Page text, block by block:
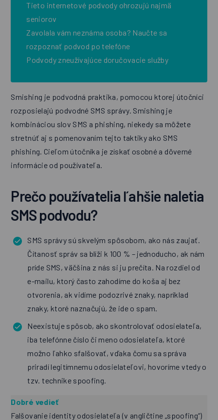
Tieto internetové podvody ohrozujú najmä
seniorov
Zavolala vám neznáma osoba? Naučte sa
rozpoznať podvod po telefóne
Podvody zneužívajúce doručovacie služby
Smishing je podvodná praktika, pomocou ktorej útočníci
rozposielajú podvodné SMS správy. Smishing je
kombináciou slov SMS a phishing, niekedy sa môžete
stretnúť aj s pomenovaním tejto taktiky ako SMS
phishing. Cieľom útočníka je získať osobné a dôverné
informácie od používateľa.
Prečo používatelia ľahšie naletia
SMS podvodu?
SMS správy sú skvelým spôsobom, ako nás zaujať.
Čítanosť správ sa blíži k 100 % – jednoducho, ak nám
príde SMS, väčšina z nás si ju prečíta. Na rozdiel od
e-mailu, ktorý často zahodíme do koša aj bez
otvorenia, ak vidíme podozrivé znaky, napríklad
znaky, ktoré naznačujú, že ide o spam.
Neexistuje spôsob, ako skontrolovať odosielateľa,
iba telefónne číslo či meno odosielateľa, ktoré
možno ľahko sfalšovať, vďaka čomu sa správa
priradí legitímnemu odosielateľovi, hovoríme vtedy o
tzv. technike spoofing.
Dobré vedieť
Falšovanie identity odosielateľa (v angličtine „spoofing“)